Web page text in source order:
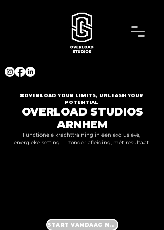
#OVERLOAD YOUR LIMITS, UNLEASH YOUR
POTENTIAL
OVERLOAD STUDIOS
ARNHEM
Functionele krachttraining in een exclusieve,
energieke setting — zonder afleiding, mét resultaat.
START VANDAAG NOG